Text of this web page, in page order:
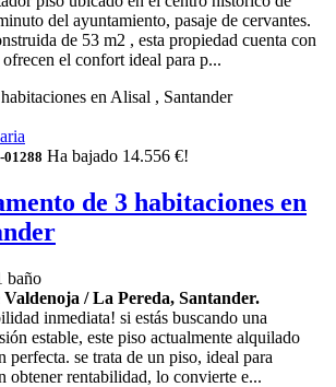
del ayuntamiento, pasaje de cervantes.
de 53 m2 , esta propiedad cuenta con
el confort ideal para p...
01288 Ha bajado 14.556 €!
de 3 habitaciones en
baño
Valdenoja / La Pereda, Santander.
inmediata! si estás buscando una
estable, este piso actualmente alquilado
perfecta. se trata de un piso, ideal para
obtener rentabilidad, lo convierte e...